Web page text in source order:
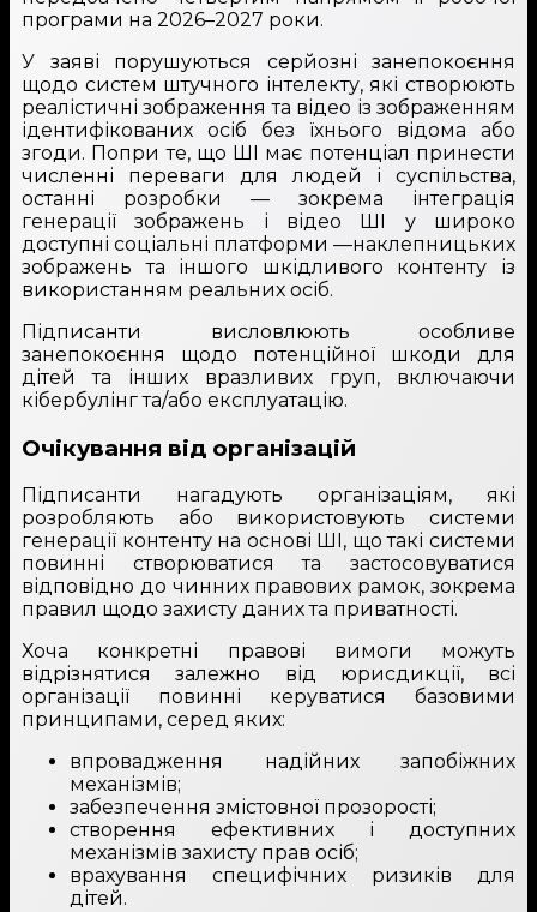
програми на 2026–2027 роки.
У заяві порушуються серйозні занепокоєння
щодо систем штучного інтелекту, які створюють
реалістичні зображення та відео із зображенням
ідентифікованих осіб без їхнього відома або
згоди. Попри те, що ШІ має потенціал принести
численні переваги для людей і суспільства,
останні розробки — зокрема інтеграція
генерації зображень і відео ШІ у широко
доступні соціальні платформи —наклепницьких
зображень та іншого шкідливого контенту із
використанням реальних осіб.
Підписанти висловлюють особливе
занепокоєння щодо потенційної шкоди для
дітей та інших вразливих груп, включаючи
кібербулінг та/або експлуатацію.
Очікування від організацій
Підписанти нагадують організаціям, які
розробляють або використовують системи
генерації контенту на основі ШІ, що такі системи
повинні створюватися та застосовуватися
відповідно до чинних правових рамок, зокрема
правил щодо захисту даних та приватності.
Хоча конкретні правові вимоги можуть
відрізнятися залежно від юрисдикції, всі
організації повинні керуватися базовими
принципами, серед яких:
впровадження надійних запобіжних
механізмів;
забезпечення змістовної прозорості;
створення ефективних і доступних
механізмів захисту прав осіб;
врахування специфічних ризиків для
дітей.